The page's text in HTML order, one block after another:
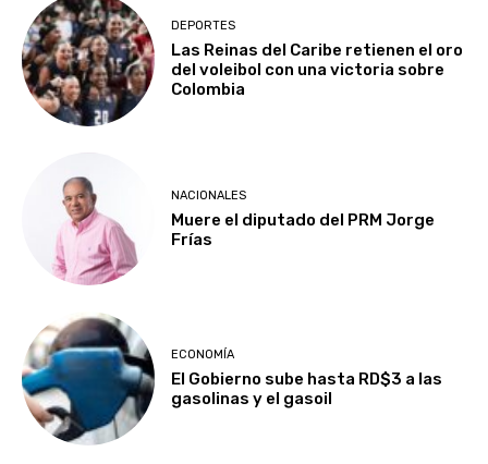
DEPORTES
Las Reinas del Caribe retienen el oro
del voleibol con una victoria sobre
Colombia
NACIONALES
Muere el diputado del PRM Jorge
Frías
ECONOMÍA
El Gobierno sube hasta RD$3 a las
gasolinas y el gasoil